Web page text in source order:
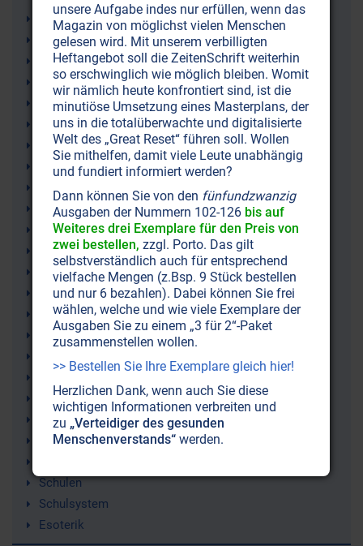
Lebenshilfe
Erziehung
Ruhepausen
Pädagogik
Kindheit
Kinder
Gesellschaftsprobleme
Gesellschaft
Familie
Spiritualität
Selbsthilfe
Psychologie
Meditation
Frieden
Bildung
Bildungswesen
Jugend
Findhorn
Lernschwäche
Schulen
Schulsystem
Esoterik
unsere Aufgabe indes nur erfüllen, wenn das
Magazin von möglichst vielen Menschen
gelesen wird. Mit unserem verbilligten
Heftangebot soll die ZeitenSchrift weiterhin
so erschwinglich wie möglich bleiben. Womit
wir nämlich heute konfrontiert sind, ist die
minutiöse Umsetzung eines Masterplans, der
uns in die totalüberwachte und digitalisierte
Welt des „Great Reset“ führen soll. Wollen
Sie mithelfen, damit viele Leute unabhängig
und fundiert informiert werden?
Dann können Sie von den fünfundzwanzig
Ausgaben der Nummern 102-126 bis auf
Weiteres drei Exemplare für den Preis von
zwei bestellen, zzgl. Porto. Das gilt
selbstverständlich auch für entsprechend
vielfache Mengen (z.Bsp. 9 Stück bestellen
und nur 6 bezahlen). Dabei können Sie frei
wählen, welche und wie viele Exemplare der
Ausgaben Sie zu einem „3 für 2“-Paket
zusammenstellen wollen.
>> Bestellen Sie Ihre Exemplare gleich hier!
Herzlichen Dank, wenn auch Sie diese
wichtigen Informationen verbreiten und
zu „Verteidiger des gesunden
Menschenverstands“ werden.